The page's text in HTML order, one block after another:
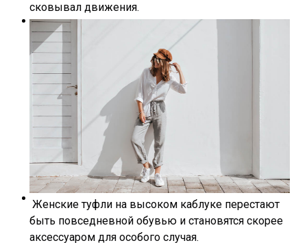
сковывал движения.
Женские туфли на высоком каблуке перестают
быть повседневной обувью и становятся скорее
аксессуаром для особого случая.